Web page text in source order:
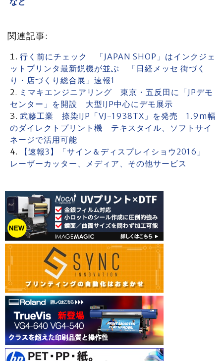
関連記事:
行く前にチェック 「JAPAN SHOP」はインクジェ
ットプリンタ最新鋭機が並ぶ 「日経メッセ 街づく
り・店づくり総合展」速報1
ミマキエンジニアリング 東京・五反田に「JPデモ
センター」を開設 大型IJP中心にデモ展示
武藤工業 捺染IJP「VJ-1938TX」を発売 1.9m幅
のダイレクトプリント機 テキスタイル、ソフトサイ
ネージで活用可能
【速報3】「サイン＆ディスプレイショウ2016」
レーザーカッター、メディア、その他サービス